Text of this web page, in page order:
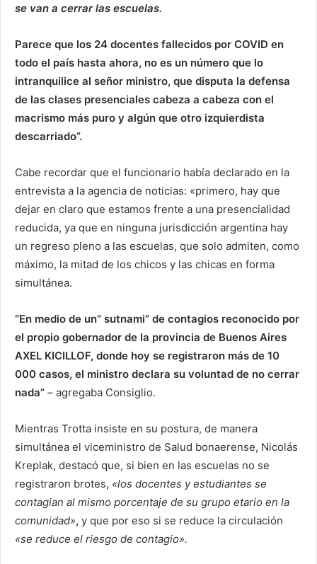
se van a cerrar las escuelas.
Parece que los 24 docentes fallecidos por COVID en
todo el país hasta ahora, no es un número que lo
intranquilice al señor ministro, que disputa la defensa
de las clases presenciales cabeza a cabeza con el
macrismo más puro y algún que otro izquierdista
descarriado”.
Cabe recordar que el funcionario había declarado en la
entrevista a la agencia de noticias: «primero, hay que
dejar en claro que estamos frente a una presencialidad
reducida, ya que en ninguna jurisdicción argentina hay
un regreso pleno a las escuelas, que solo admiten, como
máximo, la mitad de los chicos y las chicas en forma
simultánea.
“En medio de un” sutnami” de contagios reconocido por
el propio gobernador de la provincia de Buenos Aires
AXEL KICILLOF, donde hoy se registraron más de 10
000 casos, el ministro declara su voluntad de no cerrar
nada” – agregaba Consiglio.
Mientras Trotta insiste en su postura, de manera
simultánea el viceministro de Salud bonaerense, Nicolás
Kreplak, destacó que, si bien en las escuelas no se
registraron brotes, «los docentes y estudiantes se
contagian al mismo porcentaje de su grupo etario en la
comunidad», y que por eso si se reduce la circulación
«se reduce el riesgo de contagio».